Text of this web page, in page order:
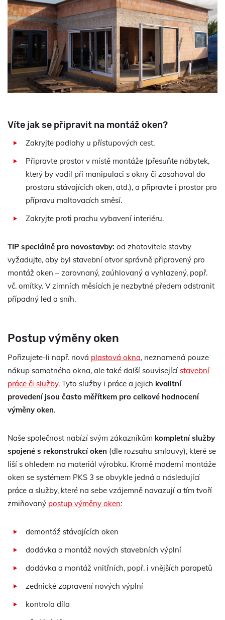
Víte jak se připravit na montáž oken?
Zakryjte podlahy u přístupových cest.
Připravte prostor v místě montáže (přesuňte nábytek,
který by vadil při manipulaci s okny či zasahoval do
prostoru stávajících oken, atd.), a připravte i prostor pro
přípravu maltovacích směsí.
Zakryjte proti prachu vybavení interiéru.
TIP speciálně pro novostavby: od zhotovitele stavby
vyžadujte, aby byl stavební otvor správně připravený pro
montáž oken – zarovnaný, zaúhlovaný a vyhlazený, popř.
vč. omítky. V zimních měsících je nezbytné předem odstranit
případný led a sníh.
Postup výměny oken
Pořizujete-li např. nová plastová okna, neznamená pouze
nákup samotného okna, ale také další související stavební
práce či služby. Tyto služby i práce a jejich kvalitní
provedení jsou často měřítkem pro celkové hodnocení
výměny oken.
Naše společnost nabízí svým zákazníkům kompletní služby
spojené s rekonstrukcí oken (dle rozsahu smlouvy), které se
liší s ohledem na materiál výrobku. Kromě moderní montáže
oken se systémem PKS 3 se obvykle jedná o následující
práce a služby, které na sebe vzájemně navazují a tím tvoří
zmiňovaný postup výměny oken:
demontáž stávajících oken
dodávka a montáž nových stavebních výplní
dodávka a montáž vnitřních, popř. i vnějších parapetů
zednické zapravení nových výplní
kontrola díla